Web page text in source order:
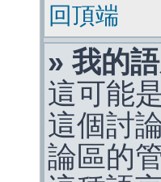
回頂端
» 我的
這可能
這個討
論區的